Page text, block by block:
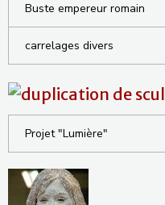
Buste empereur romain
carrelages divers
Projet "Lumière"